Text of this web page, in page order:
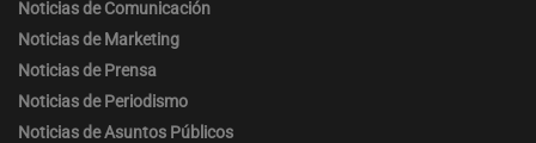
Noticias de Comunicación
Noticias de Marketing
Noticias de Prensa
Noticias de Periodismo
Noticias de Asuntos Públicos